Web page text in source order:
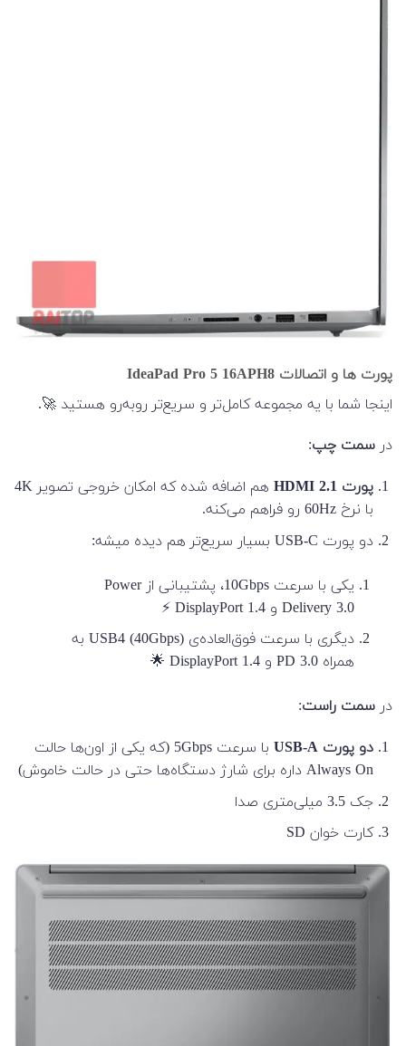
پورت ها و اتصالات IdeaPad Pro 5 16APH8
اینجا شما با یه مجموعه کامل‌تر و سریع‌تر روبه‌رو هستید 🚀.
در سمت چپ:
پورت HDMI 2.1
هم اضافه شده که امکان خروجی تصویر 4K
با نرخ 60Hz رو فراهم می‌کنه.
دو پورت USB-C بسیار سریع‌تر هم دیده میشه:
یکی با سرعت 10Gbps، پشتیبانی از Power
Delivery 3.0 و DisplayPort 1.4 ⚡
دیگری با سرعت فوق‌العاده‌ی USB4 (40Gbps) به
همراه PD 3.0 و DisplayPort 1.4 🌟
در سمت راست:
دو پورت USB-A
با سرعت 5Gbps (که یکی از اون‌ها حالت
Always On داره برای شارژ دستگاه‌ها حتی در حالت خاموش)
جک 3.5 میلی‌متری صدا
کارت خوان SD